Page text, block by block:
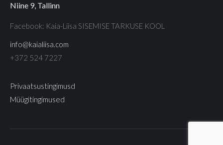
Niine 9, Tallinn
Facebook: Kaia-Liisa SISEMISE TARKUSE KOOL
info@kaialiisa.com
+372 524 7227
Privaatsustingimusd
Müügitingimused